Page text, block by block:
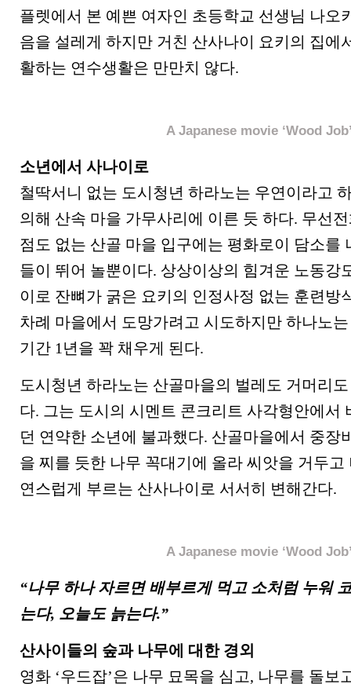
플렛에서 본 예쁜 여자인 초등학교 선생님 나오
음을 설레게 하지만 거친 산사나이 요키의 집에
활하는 연수생활은 만만치 않다.
A Japanese movie ‘Wood
소년에서 사나이로
철딱서니 없는 도시청년 하라노는 우연이라고
의해 산속 마을 가무사리에 이른 듯 하다. 무선
점도 없는 산골 마을 입구에는 평화로이 담소를
들이 뛰어 놀뿐이다. 상상이상의 힘겨운 노동강
이로 잔뼈가 굵은 요키의 인정사정 없는 훈련방
차례 마을에서 도망가려고 시도하지만 하나노
기간 1년을 꽉 채우게 된다.
도시청년 하라노는 산골마을의 벌레도 거머리
다. 그는 도시의 시멘트 콘크리트 사각형안에서
던 연약한 소년에 불과했다. 산골마을에서 중장
을 찌를 듯한 나무 꼭대기에 올라 씨앗을 거두
연스럽게 부르는 산사나이로 서서히 변해간다.
A Japanese movie ‘Wood
“나무 하나 자르면 배부르게 먹고 소처럼 누워
는다, 오늘도 늙는다.”
산사이들의 숲과 나무에 대한 경외
영화 ‘우드잡’은 나무 묘목을 심고, 나무를 돌보